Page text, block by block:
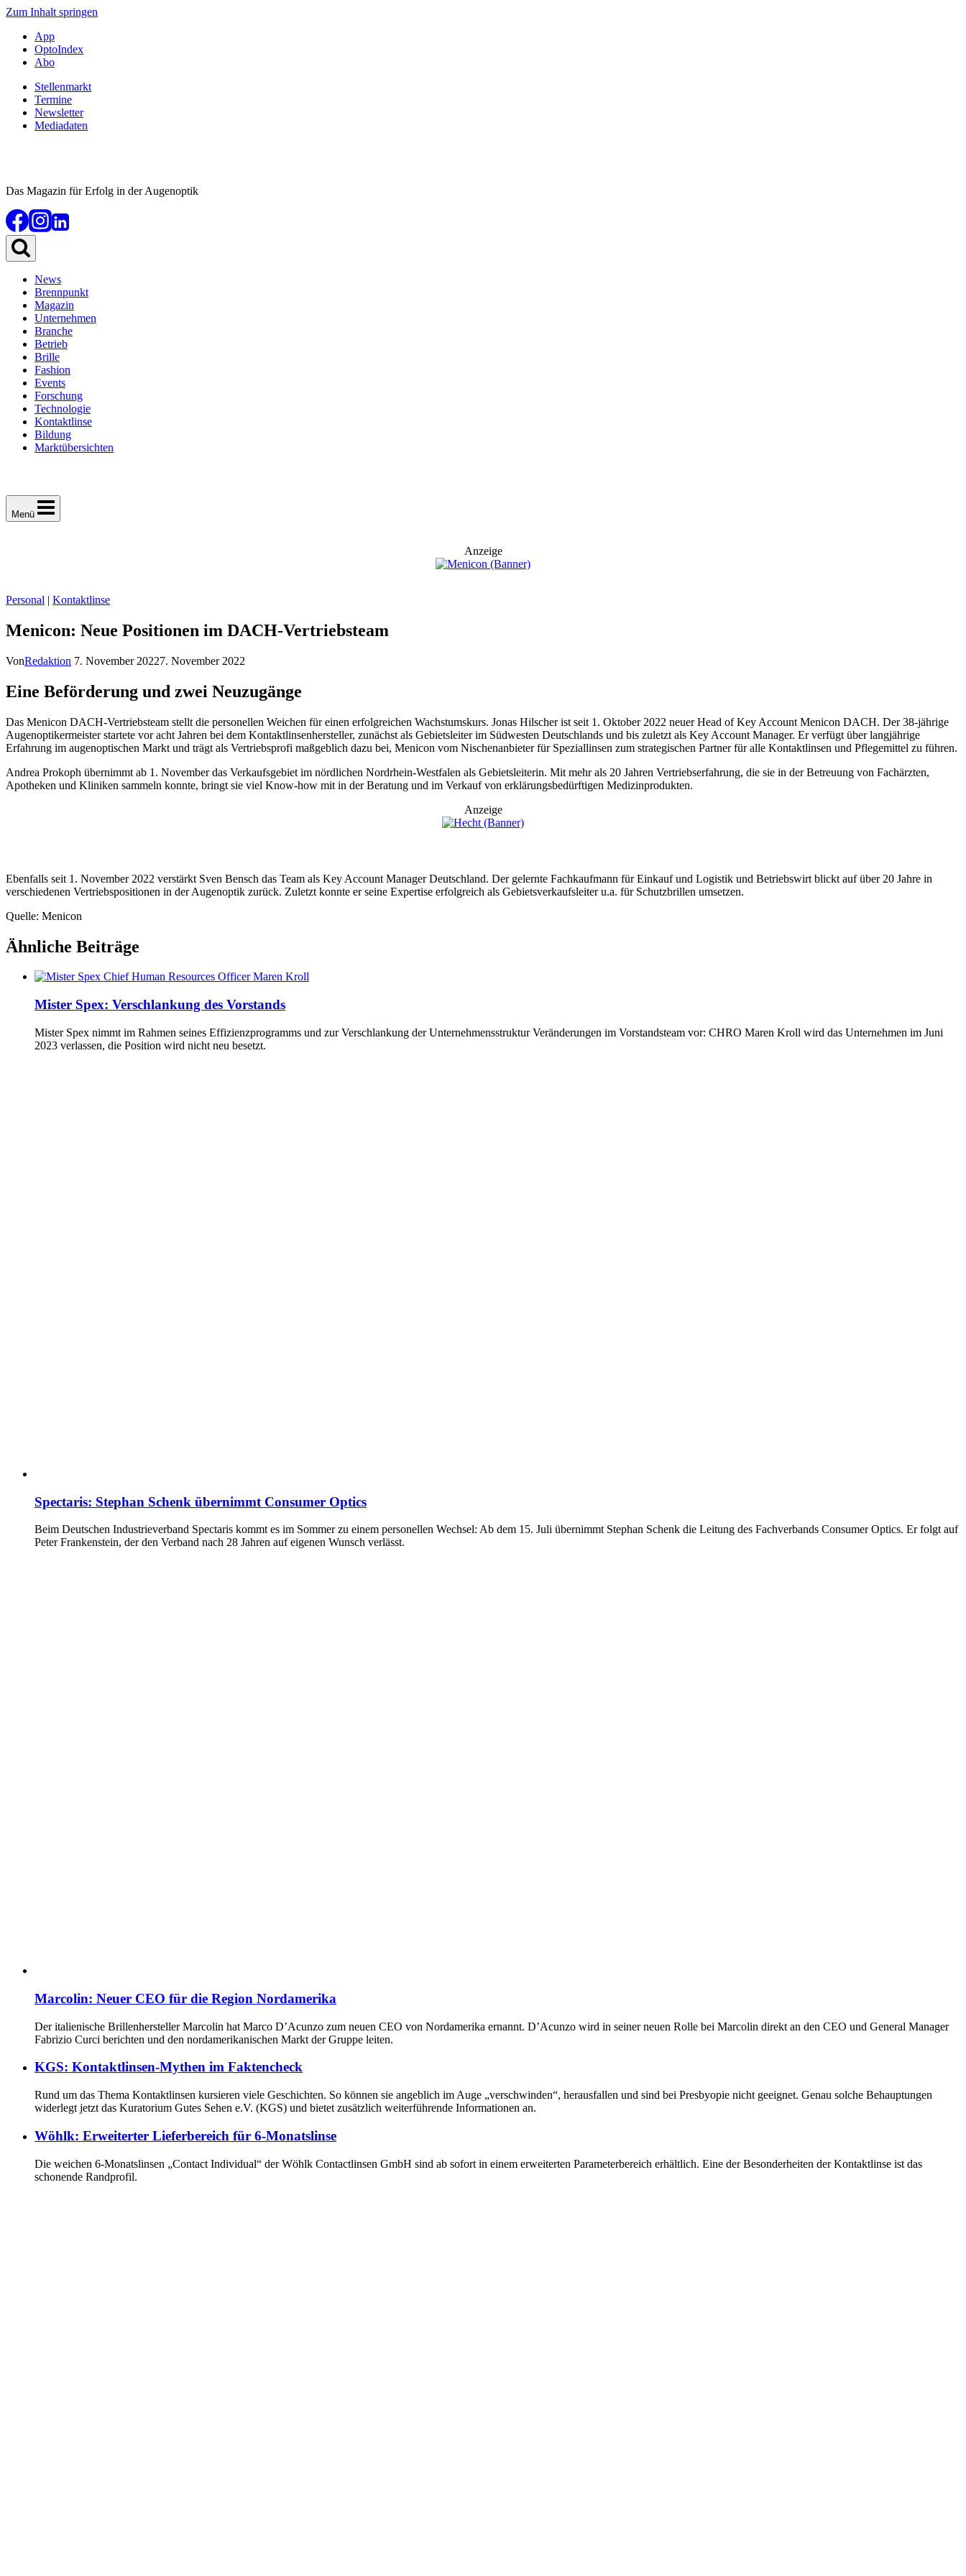
Zum Inhalt springen
App
OptoIndex
Abo
Stellenmarkt
Termine
Newsletter
Mediadaten
Das Magazin für Erfolg in der Augenoptik
News
Brennpunkt
Magazin
Unternehmen
Branche
Betrieb
Brille
Fashion
Events
Forschung
Technologie
Kontaktlinse
Bildung
Marktübersichten
Menü
Anzeige
Personal | Kontaktlinse
Menicon: Neue Positionen im DACH-Vertriebsteam
VonRedaktion 7. November 20227. November 2022
Eine Beförderung und zwei Neuzugänge
Das Menicon DACH-Vertriebsteam stellt die personellen Weichen für einen erfolgreichen Wachstumskurs. Jonas Hilscher ist seit 1. Oktober 2022 neuer Head of Key Account Menicon DACH. Der 38-jährige
Augenoptikermeister startete vor acht Jahren bei dem Kontaktlinsenhersteller, zunächst als Gebietsleiter im Südwesten Deutschlands und bis zuletzt als Key Account Manager. Er verfügt über langjährige
Erfahrung im augenoptischen Markt und trägt als Vertriebsprofi maßgeblich dazu bei, Menicon vom Nischenanbieter für Speziallinsen zum strategischen Partner für alle Kontaktlinsen und Pflegemittel zu führen.
Andrea Prokoph übernimmt ab 1. November das Verkaufsgebiet im nördlichen Nordrhein-Westfalen als Gebietsleiterin. Mit mehr als 20 Jahren Vertriebserfahrung, die sie in der Betreuung von Fachärzten,
Apotheken und Kliniken sammeln konnte, bringt sie viel Know-how mit in der Beratung und im Verkauf von erklärungsbedürftigen Medizinprodukten.
Anzeige
Ebenfalls seit 1. November 2022 verstärkt Sven Bensch das Team als Key Account Manager Deutschland. Der gelernte Fachkaufmann für Einkauf und Logistik und Betriebswirt blickt auf über 20 Jahre in
verschiedenen Vertriebspositionen in der Augenoptik zurück. Zuletzt konnte er seine Expertise erfolgreich als Gebietsverkaufsleiter u.a. für Schutzbrillen umsetzen.
Quelle: Menicon
Ähnliche Beiträge
Mister Spex: Verschlankung des Vorstands
Mister Spex nimmt im Rahmen seines Effizienzprogramms und zur Verschlankung der Unternehmensstruktur Veränderungen im Vorstandsteam vor: CHRO Maren Kroll wird das Unternehmen im Juni
2023 verlassen, die Position wird nicht neu besetzt.
Spectaris: Stephan Schenk übernimmt Consumer Optics
Beim Deutschen Industrieverband Spectaris kommt es im Sommer zu einem personellen Wechsel: Ab dem 15. Juli übernimmt Stephan Schenk die Leitung des Fachverbands Consumer Optics. Er folgt auf
Peter Frankenstein, der den Verband nach 28 Jahren auf eigenen Wunsch verlässt.
Marcolin: Neuer CEO für die Region Nordamerika
Der italienische Brillenhersteller Marcolin hat Marco D’Acunzo zum neuen CEO von Nordamerika ernannt. D’Acunzo wird in seiner neuen Rolle bei Marcolin direkt an den CEO und General Manager
Fabrizio Curci berichten und den nordamerikanischen Markt der Gruppe leiten.
KGS: Kontaktlinsen-Mythen im Faktencheck
Rund um das Thema Kontaktlinsen kursieren viele Geschichten. So können sie angeblich im Auge „verschwinden“, herausfallen und sind bei Presbyopie nicht geeignet. Genau solche Behauptungen
widerlegt jetzt das Kuratorium Gutes Sehen e.V. (KGS) und bietet zusätzlich weiterführende Informationen an.
Wöhlk: Erweiterter Lieferbereich für 6-Monatslinse
Die weichen 6-Monatslinsen „Contact Individual“ der Wöhlk Contactlinsen GmbH sind ab sofort in einem erweiterten Parameterbereich erhältlich. Eine der Besonderheiten der Kontaktlinse ist das
schonende Randprofil.